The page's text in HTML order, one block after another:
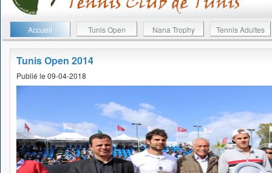
Accueil Tunis Open Nana Trophy Tennis Adultes
Tunis Open 2014
Publié le 09-04-2018